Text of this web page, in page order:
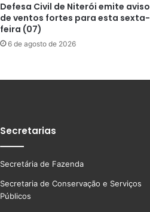
Defesa Civil de Niterói emite aviso
de ventos fortes para esta sexta-
feira (07)
6 de agosto de 2026
Secretarias
Secretária de Fazenda
Secretaria de Conservação e Serviços
Públicos